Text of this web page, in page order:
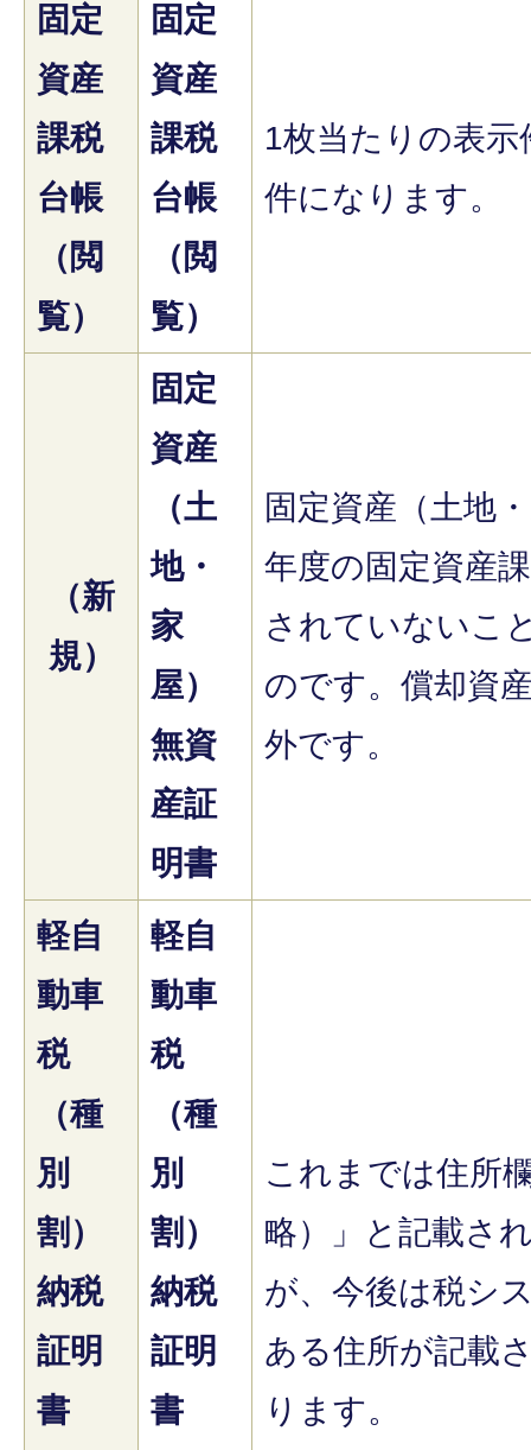
固定
資産
課税
台帳
（閲
覧）
固定
資産
課税
台帳
（閲
覧）
1枚当たりの表
件になります。
（新
規）
固定
資産
（土
地・
家
屋）
無資
産証
明書
固定資産（土地
年度の固定資産
されていないこ
のです。償却資
外です。
軽自
動車
税
（種
別
割）
納税
証明
書
軽自
動車
税
（種
別
割）
納税
証明
書
これまでは住所
略）」と記載さ
が、今後は税シ
ある住所が記載
ります。